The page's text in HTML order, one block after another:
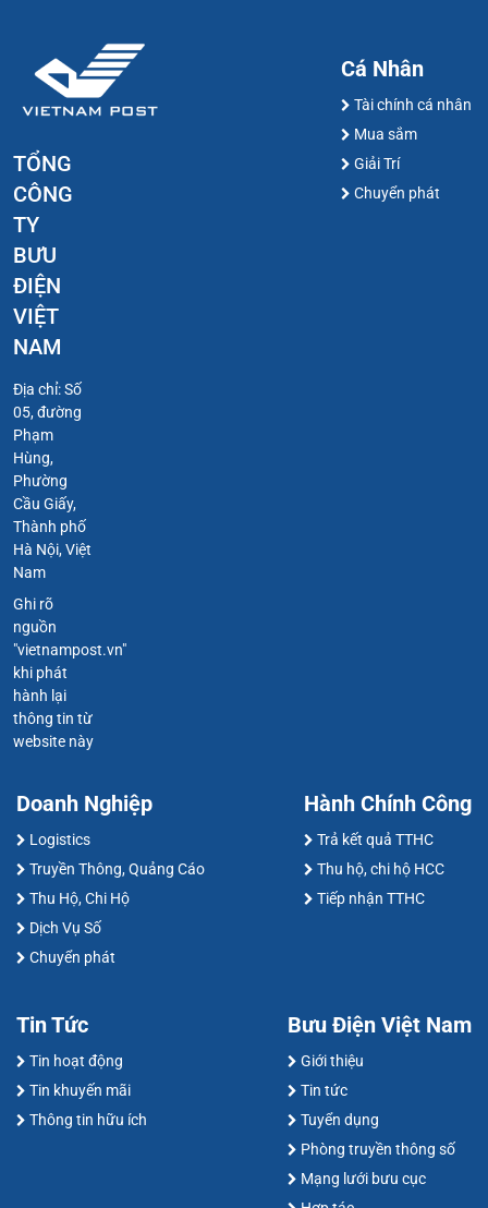
TỔNG
CÔNG
TY
BƯU
ĐIỆN
VIỆT
NAM
Địa chỉ: Số
05, đường
Phạm
Hùng,
Phường
Cầu Giấy,
Thành phố
Hà Nội, Việt
Nam
Ghi rõ
nguồn
"vietnampost.vn"
khi phát
hành lại
thông tin từ
website này
Cá Nhân
Tài chính cá nhân
Mua sắm
Giải Trí
Chuyển phát
Doanh Nghiệp
Logistics
Truyền Thông, Quảng Cáo
Thu Hộ, Chi Hộ
Dịch Vụ Số
Chuyển phát
Hành Chính Công
Trả kết quả TTHC
Thu hộ, chi hộ HCC
Tiếp nhận TTHC
Tin Tức
Tin hoạt động
Tin khuyến mãi
Thông tin hữu ích
Bưu Điện Việt Nam
Giới thiệu
Tin tức
Tuyển dụng
Phòng truyền thông số
Mạng lưới bưu cục